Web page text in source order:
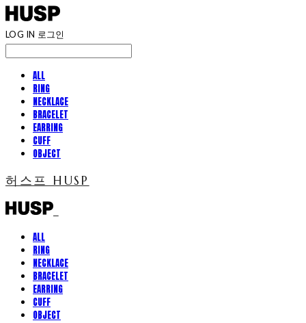
LOG IN 로그인
ALL
RING
NECKLACE
BRACELET
EARRING
CUFF
OBJECT
허스프 HUSP
ALL
RING
NECKLACE
BRACELET
EARRING
CUFF
OBJECT